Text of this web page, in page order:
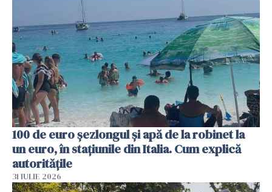
100 de euro șezlongul și apă de la robinet la
un euro, în stațiunile din Italia. Cum explică
autoritățile
31 IULIE 2026